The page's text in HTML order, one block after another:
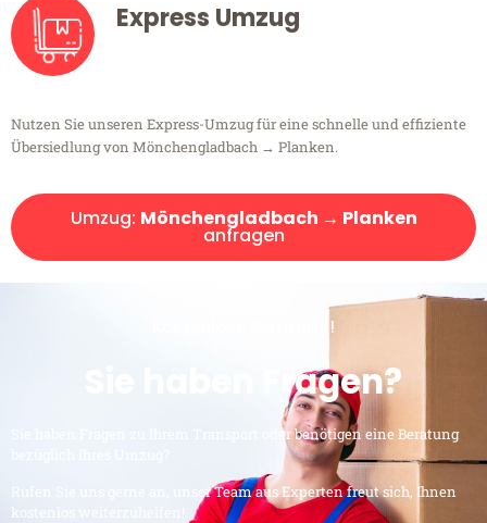
Express Umzug
Nutzen Sie unseren Express-Umzug für eine schnelle und effiziente
Übersiedlung von Mönchengladbach → Planken.
Umzug: Mönchengladbach → Planken
anfragen
Kostenlose Beratung!
Sie haben Fragen?
Sie haben Fragen zu Ihrem Transport oder benötigen eine Beratung
Rufen Sie uns gerne an, unser Team aus Experten freut sich, Ihnen
kostenlos weiterzuhelfen!